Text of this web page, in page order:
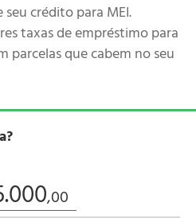
crédito para MEI.
taxas de empréstimo para
parcelas que cabem no seu